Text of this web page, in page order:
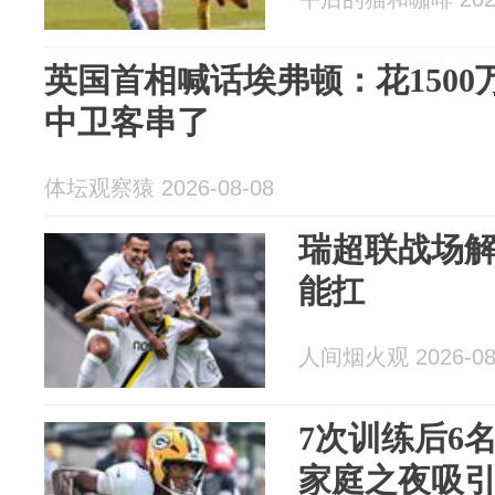
英国首相喊话埃弗顿：花1500
中卫客串了
体坛观察猿 2026-08-08
瑞超联战场
能扛
人间烟火观 2026-
7次训练后6
家庭之夜吸